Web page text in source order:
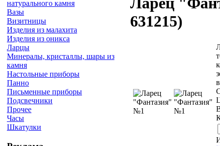
натурального камня
Вазы
Визитницы
Изделия из малахита
Изделия из оникса
Ларцы
Минералы, кристаллы, шары из
камня
Настольные приборы
Панно
Письменные приборы
Подсвечники
Прочее
Часы
Шкатулки
631215)